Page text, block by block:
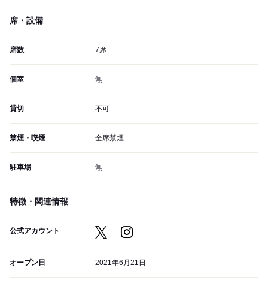
席・設備
席数 7席
個室 無
貸切 不可
禁煙・喫煙 全席禁煙
駐車場 無
特徴・関連情報
公式アカウント
オープン日 2021年6月21日